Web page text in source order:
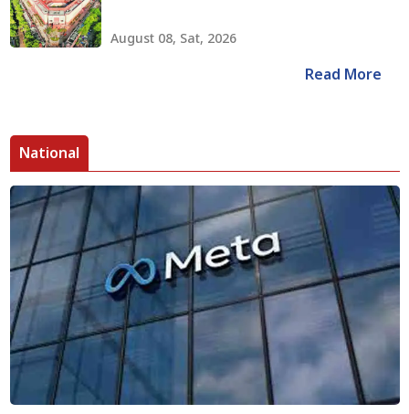
August 08, Sat, 2026
Read More
National